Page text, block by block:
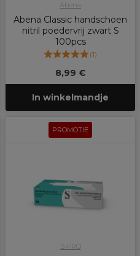
Abena
Abena Classic handschoen
nitril poedervrij zwart S
100pcs
(1)
8,99 €
In winkelmandje
PROMOTIE
S-PRO